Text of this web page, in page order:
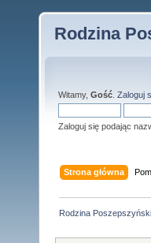
Rodzina
Witamy, Gość Zaloguj
Zaloguj się podając
Strona główna
Rodzina